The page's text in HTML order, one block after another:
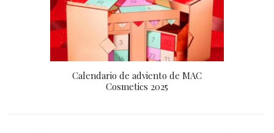
Calendario de adviento de MAC
Cosmetics 2025